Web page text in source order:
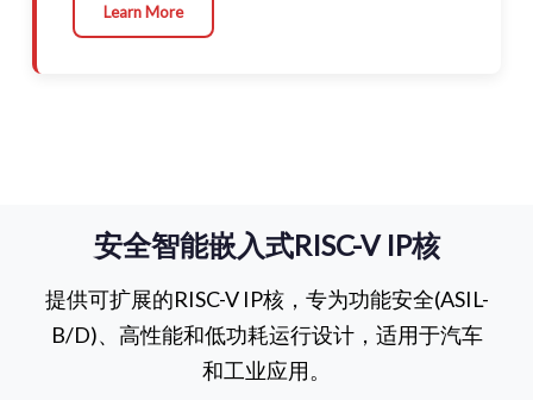
Learn More
安全智能嵌入式RISC-V IP核
提供可扩展的RISC-V IP核，专为功能安全(ASIL-
B/D)、高性能和低功耗运行设计，适用于汽车
和工业应用。